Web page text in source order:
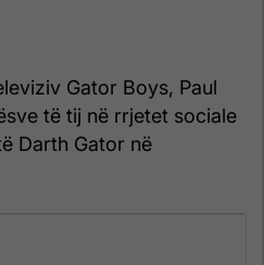
Gator Boys, Paul
të tij në rrjetet sociale
Darth Gator në